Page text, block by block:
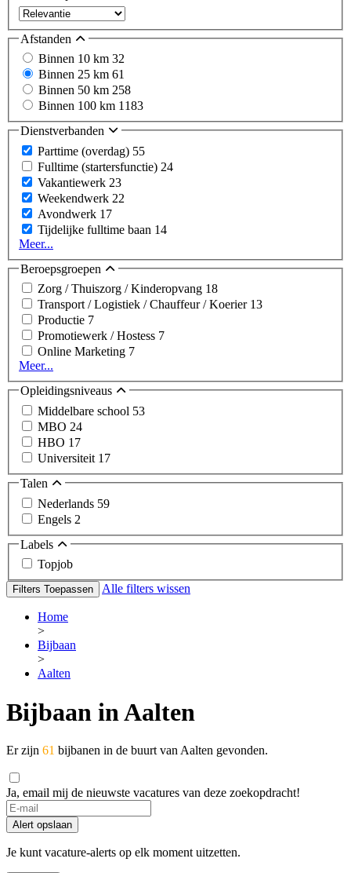
Afstanden
Binnen 10 km 32
Binnen 25 km 61
Binnen 50 km 258
Binnen 100 km 1183
Dienstverbanden
Parttime (overdag) 55
Fulltime (startersfunctie) 24
Vakantiewerk 23
Weekendwerk 22
Avondwerk 17
Tijdelijke fulltime baan 14
Meer...
Beroepsgroepen
Zorg / Thuiszorg / Kinderopvang 18
Transport / Logistiek / Chauffeur / Koerier 13
Productie 7
Promotiewerk / Hostess 7
Online Marketing 7
Meer...
Opleidingsniveaus
Middelbare school 53
MBO 24
HBO 17
Universiteit 17
Talen
Nederlands 59
Engels 2
Labels
Topjob
Filters Toepassen Alle filters wissen
Home
>
Bijbaan
>
Aalten
Bijbaan in Aalten
Er zijn 61 bijbanen in de buurt van Aalten gevonden.
Ja, email mij de nieuwste vacatures van deze zoekopdracht!
If
you
are
a
Alert opslaan
Je kunt vacature-alerts op elk moment uitzetten.